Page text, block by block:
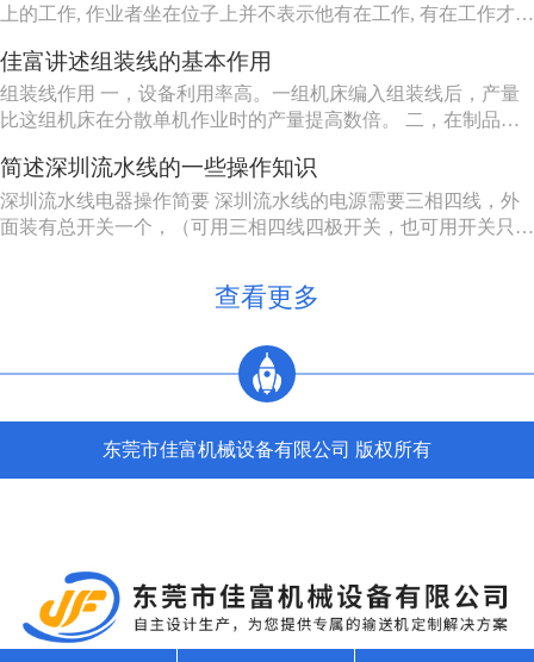
运转的能...
上的工作, 作业者坐在位子上并不表示他有在工作, 有在工作才能
能全天对每个作业者进行测量, 所以有种工作抽查的手法来仿真
测量, 其实说穿了就是不时去看作业者在做什么。
佳富讲述组装线的基本作用
组装线作用 一，设备利用率高。一组机床编入组装线后，产量
比这组机床在分散单机作业时的产量提高数倍。 二，在制品减
多台机床组成，发生故障时，有降级运转的能力，物料传送系统
也有自行绕过故障机床的能力。 四，产品质量高。零件在加工
过程中，装卸...
简述深圳流水线的一些操作知识
深圳流水线电器操作简要 深圳流水线的电源需要三相四线，外
面装有总开关一个，（可用三相四线四极开关，也可用开关只控
U, V, W接电动机，3，4接调速电机的F1, F2。5，6...
查看更多
东莞市佳富机械设备有限公司 版权所有